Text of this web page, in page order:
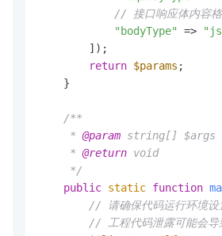
// 接口响应体内容
"bodyType"
=>
        ]);
return $params ;
    }
/**
     *
@param string[] $args
     *
@return void
     */
public static function
// 请确保代码运行环境设置
// 工程代码泄露可能会导